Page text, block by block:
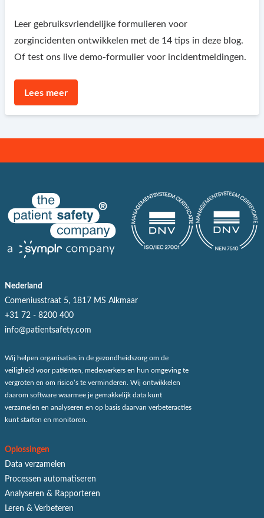
Leer gebruiksvriendelijke formulieren voor
zorgincidenten ontwikkelen met de 14 tips in deze blog.
Of test ons live demo-formulier voor incidentmeldingen.
Lees meer
Nederland
Comeniusstraat 5, 1817 MS Alkmaar
+31 72 - 8200 400
info@patientsafety.com
Wij helpen organisaties in de gezondheidszorg om de
veiligheid voor patiënten, medewerkers en hun omgeving te
vergroten en om risico’s te verminderen. Wij ontwikkelen
daarom software waarmee je gemakkelijk data kunt
verzamelen en analyseren en op basis daarvan verbeteracties
kunt starten en monitoren.
Oplossingen
Data verzamelen
Processen automatiseren
Analyseren & Rapporteren
Leren & Verbeteren